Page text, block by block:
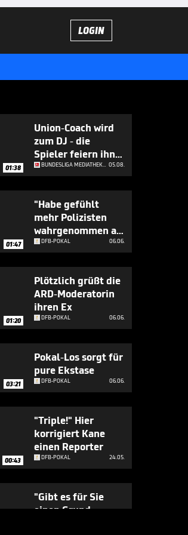
LOGIN
01:38
Union-Coach wird
zum DJ - die
Spieler feiern ihn
ab
BUNDESLIGA MEDIATHEK HIGHLIGHTS 05.08.
01:47
"Habe gefühlt
mehr Polizisten
wahrgenommen als
Zuschauer"
DFB-POKAL 06.06.
01:20
Plötzlich grüßt die
ARD-Moderatorin
ihren Ex
DFB-POKAL 06.06.
03:21
Pokal-Los sorgt für
pure Ekstase
DFB-POKAL 06.06.
00:43
"Triple!" Hier
korrigiert Kane
einen Reporter
DFB-POKAL 24.05.
"Gibt es für Sie
einen Grund,